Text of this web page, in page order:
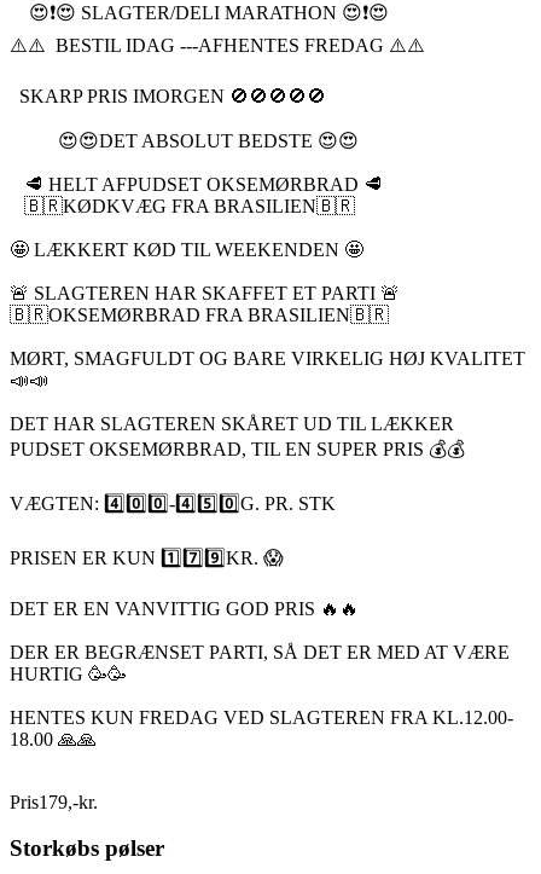
😍❗️😍 SLAGTER/DELI MARATHON 😍❗️😍
⚠️⚠️ BESTIL IDAG ---AFHENTES FREDAG ⚠️⚠️
SKARP PRIS IMORGEN 🚫🚫🚫🚫🚫
😍😍DET ABSOLUT BEDSTE 😍😍
🥩 HELT AFPUDSET OKSEMØRBRAD 🥩
🇧🇷KØDKVÆG FRA BRASILIEN🇧🇷
🤩 LÆKKERT KØD TIL WEEKENDEN 🤩
🚨 SLAGTEREN HAR SKAFFET ET PARTI 🚨
🇧🇷OKSEMØRBRAD FRA BRASILIEN🇧🇷
MØRT, SMAGFULDT OG BARE VIRKELIG HØJ KVALITET
📣📣
DET HAR SLAGTEREN SKÅRET UD TIL LÆKKER
PUDSET OKSEMØRBRAD, TIL EN SUPER PRIS 💰💰
VÆGTEN: 4️⃣0️⃣0️⃣-4️⃣5️⃣0️⃣G. PR. STK
PRISEN ER KUN 1️⃣7️⃣9️⃣KR. 😱
DET ER EN VANVITTIG GOD PRIS 🔥🔥
DER ER BEGRÆNSET PARTI, SÅ DET ER MED AT VÆRE
HURTIG 🥳🥳
HENTES KUN FREDAG VED SLAGTEREN FRA KL.12.00-
18.00 🙏🙏
Pris179,-kr.
Storkøbs pølser